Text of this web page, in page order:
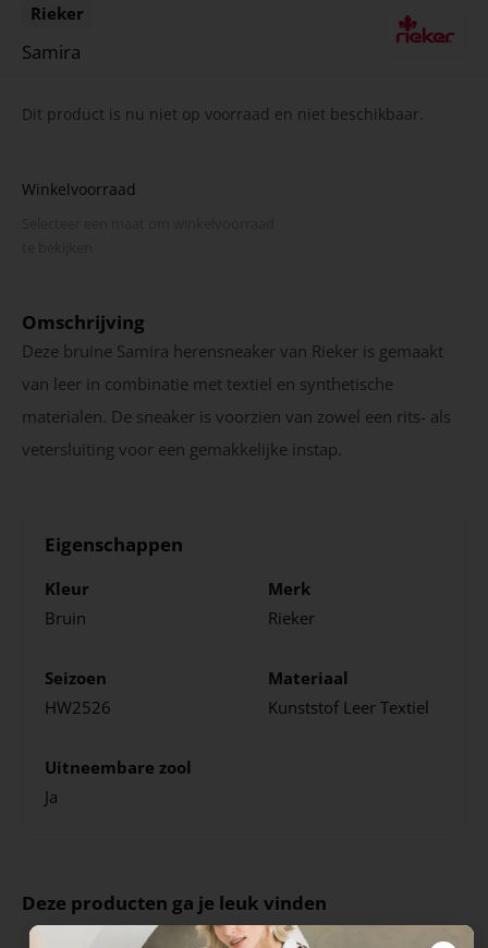
Rieker
Samira
Dit product is nu niet op voorraad en niet beschikbaar.
Winkelvoorraad
Omschrijving
Deze bruine Samira herensneaker van Rieker is gemaakt
van leer in combinatie met textiel en synthetische
materialen. De sneaker is voorzien van zowel een rits- als
vetersluiting voor een gemakkelijke instap.
Eigenschappen
Kleur
Bruin
Merk
Rieker
Seizoen
HW2526
Materiaal
Kunststof Leer Textiel
Uitneembare zool
Ja
Deze producten ga je leuk vinden